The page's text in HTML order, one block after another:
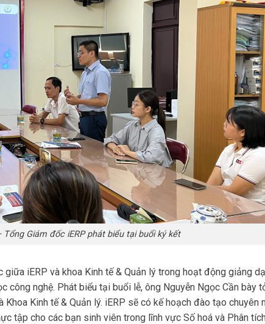
Tổng Giám đốc iERP phát biểu tại buổi ký kết
iERP và khoa Kinh tế & Quản lý trong hoạt động giảng
công nghệ. Phát biểu tại buổi lễ, ông Nguyễn Ngọc Cần bày
Kinh tế & Quản lý. iERP sẽ có kế hoạch đào tạo chuyên
tập cho các bạn sinh viên trong lĩnh vực Số hoá và Phân